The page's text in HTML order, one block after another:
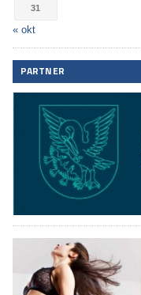
31
« okt
PARTNER